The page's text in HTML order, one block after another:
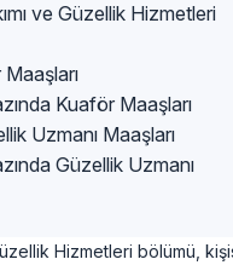
ve Güzellik Hizmetleri
Kuaför Maaşları
Uzmanı Maaşları
Güzellik Uzmanı
Hizmetleri bölümü,